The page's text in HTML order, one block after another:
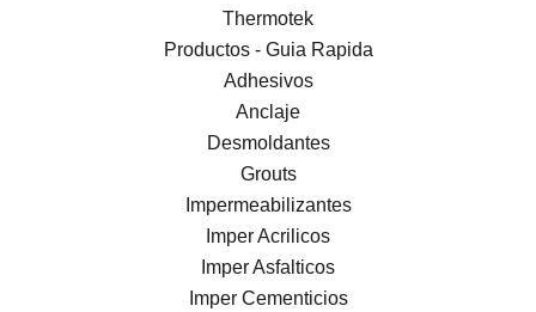
Thermotek
Productos - Guia Rapida
Adhesivos
Anclaje
Desmoldantes
Grouts
Impermeabilizantes
Imper Acrilicos
Imper Asfalticos
Imper Cementicios